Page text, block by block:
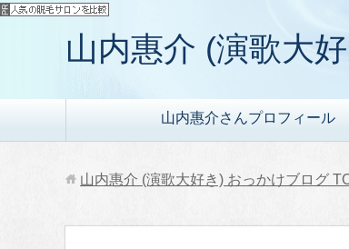
山内惠介 (演歌大
山内惠介さんプロフィール
山内惠介 (演歌大好き) おっかけブログ